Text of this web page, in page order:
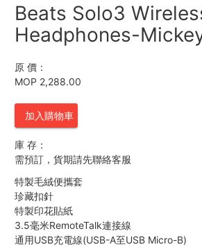
Beats Solo3
Headphones-
原 價：
MOP 2,288.00
加入購物車
庫 存：
需預訂，貨期請先聯絡客服
特製毛絨便攜套
珍藏扣針
特製印花貼紙
3.5毫米RemoteTalk連接線
通用USB充電線(USB-A至USB Micro-B)